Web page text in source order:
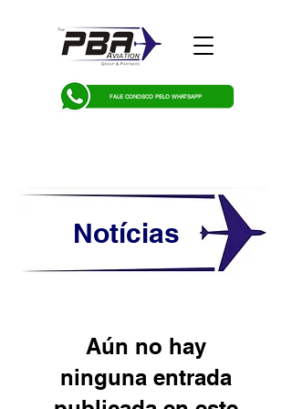
FALE CONOSCO PELO WHATSAPP
Notícias
Aún no hay
ninguna entrada